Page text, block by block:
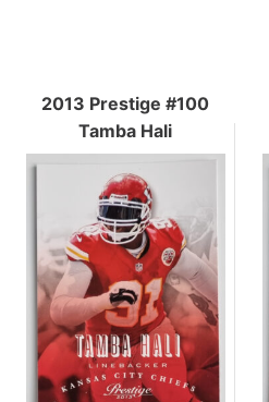
2013 Prestige #100
Tamba Hali